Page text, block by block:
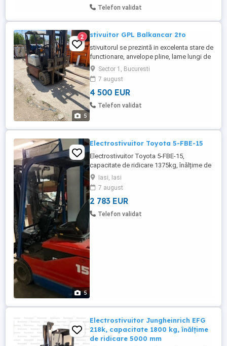
Telefon validat
5
2 stivuitor GPL Balkancar 2to
stivuitorul se prezintă in excelenta stare de
functionare, anvelope pline, lame lungi de
115cm - nu are translatie stg dr. Are
plamanul de gaz nou. se poate vinde atat
de pe firma dar pretul devine plus TVA cat
si de pe persoana fizica.
Sector 1, Bucuresti
7 august
4 500 EUR
Telefon validat
5
Electrostivuitor Toyota 5-FBE-15
Electrostivuitor Toyota 5-FBE-15,
capacitate de ridicare 1375kg, înălțime de
ridicare 3000mm. Înălțime proprie
1950mm, lățime 1060mm, lungime totală
cu furcă 30000mm, lungime furcă
1070mm. Total ore funcționare 21000.
Baterie înlocuită în 2016, trebuiesc
Iasi, Iasi
7 august
2 783 EUR
Telefon validat
Electrostivuitor Jungheinrich EFG
218k, capacitate 1800 kg, înălțime
de ridicare 5000 mm